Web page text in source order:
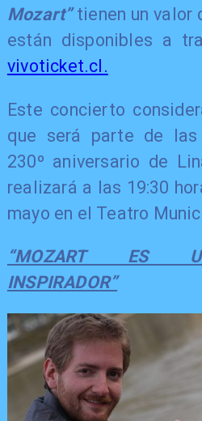
Mozart”tienen un valor
están disponibles a
vivoticket.cl.
​Este concierto
que será parte de las
230º aniversario de
realizará a las 19:30
mayo en el Teatro
​“MOZART ES
INSPIRADOR”